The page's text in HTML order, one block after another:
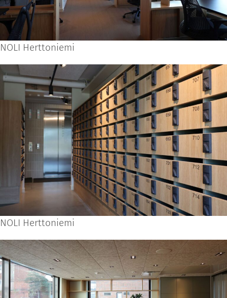
NOLI Herttoniemi
NOLI Herttoniemi